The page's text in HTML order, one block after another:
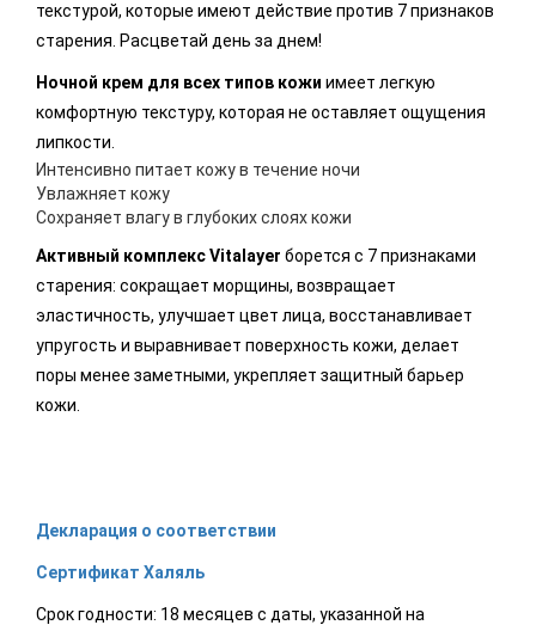
текстурой, которые имеют действие против 7 признаков
старения. Расцветай день за днем!
Ночной крем для всех типов кожи имеет легкую
комфортную текстуру, которая не оставляет ощущения
липкости.
Интенсивно питает кожу в течение ночи
Увлажняет кожу
Сохраняет влагу в глубоких слоях кожи
Активный комплекс Vitalayer борется с 7 признаками
старения: сокращает морщины, возвращает
эластичность, улучшает цвет лица, восстанавливает
упругость и выравнивает поверхность кожи, делает
поры менее заметными, укрепляет защитный барьер
кожи.
Декларация о соответствии
Сертификат Халяль
Срок годности: 18 месяцев с даты, указанной на